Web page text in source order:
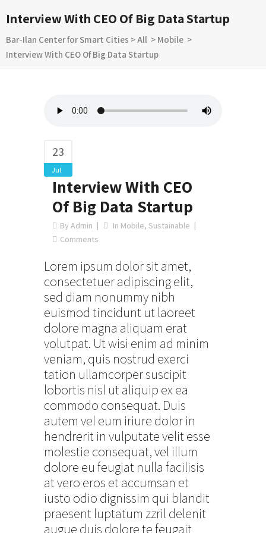
Interview With CEO Of Big Data Startup
Bar-Ilan Center for Smart Cities >All > Mobile >
Interview With CEO Of Big Data Startup
23
Jul
Interview With CEO
Of Big Data Startup
By Admin In Mobile, Sustainable
Comments
Lorem ipsum dolor sit amet,
consectetuer adipiscing elit,
sed diam nonummy nibh
euismod tincidunt ut laoreet
dolore magna aliquam erat
volutpat. Ut wisi enim ad minim
veniam, quis nostrud exerci
tation ullamcorper suscipit
lobortis nisl ut aliquip ex ea
commodo consequat. Duis
autem vel eum iriure dolor in
hendrerit in vulputate velit esse
molestie consequat, vel illum
dolore eu feugiat nulla facilisis
at vero eros et accumsan et
iusto odio dignissim qui blandit
praesent luptatum zzril delenit
augue duis dolore te feugait